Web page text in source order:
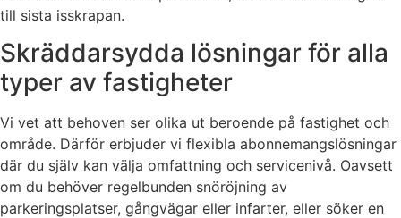
till sista isskrapan.
Skräddarsydda lösningar för alla
typer av fastigheter
Vi vet att behoven ser olika ut beroende på fastighet och
område. Därför erbjuder vi flexibla abonnemangslösningar
där du själv kan välja omfattning och servicenivå. Oavsett
om du behöver regelbunden snöröjning av
parkeringsplatser, gångvägar eller infarter, eller söker en